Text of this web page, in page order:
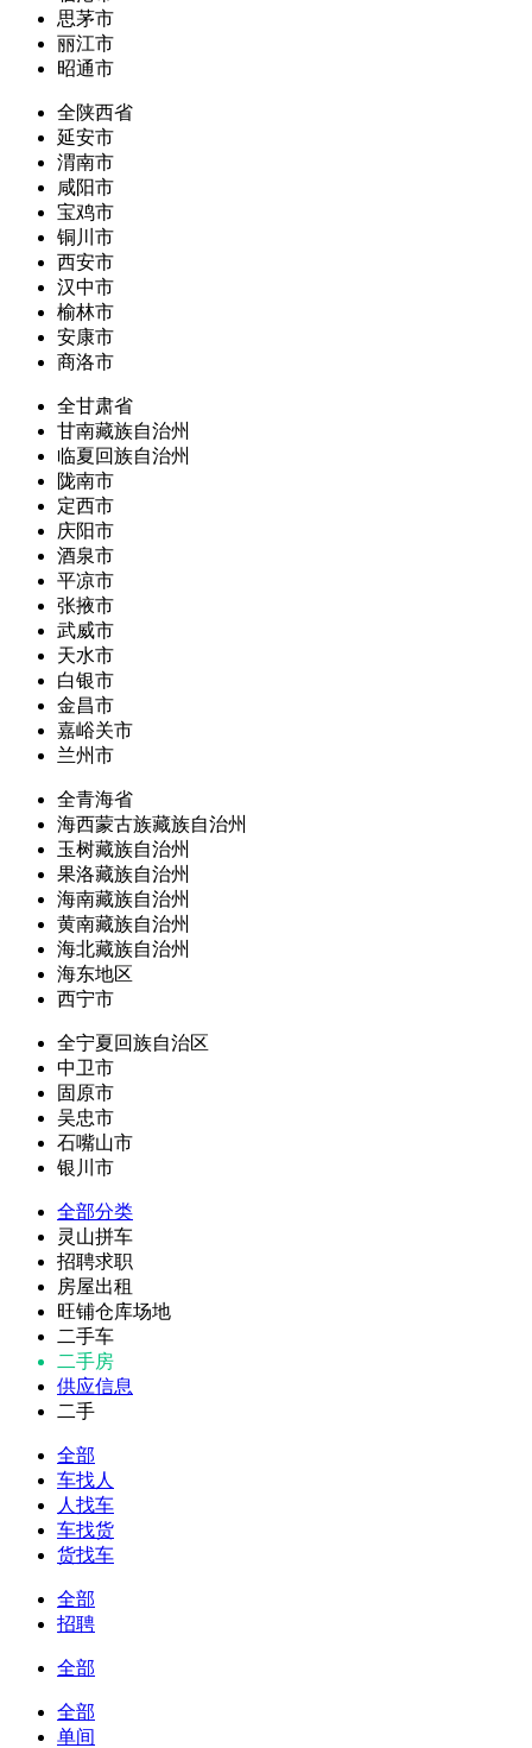
思茅市
丽江市
昭通市
全陕西省
延安市
渭南市
咸阳市
宝鸡市
铜川市
西安市
汉中市
榆林市
安康市
商洛市
全甘肃省
甘南藏族自治州
临夏回族自治州
陇南市
定西市
庆阳市
酒泉市
平凉市
张掖市
武威市
天水市
白银市
金昌市
嘉峪关市
兰州市
全青海省
海西蒙古族藏族自治州
玉树藏族自治州
果洛藏族自治州
海南藏族自治州
黄南藏族自治州
海北藏族自治州
海东地区
西宁市
全宁夏回族自治区
中卫市
固原市
吴忠市
石嘴山市
银川市
全部分类
灵山拼车
招聘求职
房屋出租
旺铺仓库场地
二手车
二手房
供应信息
二手
全部
车找人
人找车
车找货
货找车
全部
招聘
全部
全部
单间